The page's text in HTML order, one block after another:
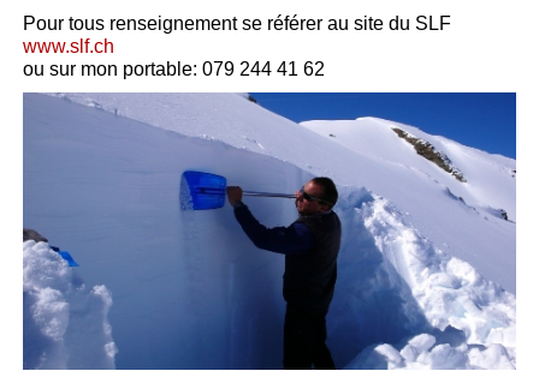
Pour tous renseignement se référer au site du SLF
www.slf.ch
ou sur mon portable: 079 244 41 62